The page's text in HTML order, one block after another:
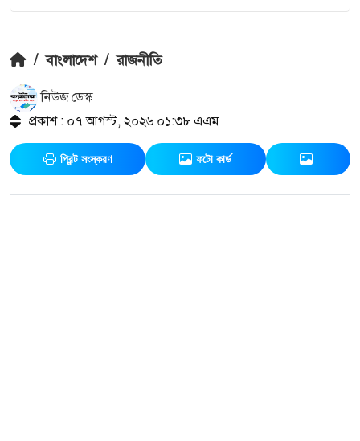
/ বাংলাদেশ / রাজনীতি
নিউজ ডেস্ক
প্রকাশ : ০৭ আগস্ট, ২০২৬ ০১:৩৮ এএম
প্রিন্ট সংস্করণ ফটো কার্ড